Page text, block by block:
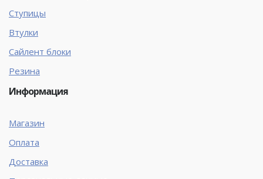
Ступицы
Втулки
Сайлент блоки
Резина
Информация
Магазин
Оплата
Доставка